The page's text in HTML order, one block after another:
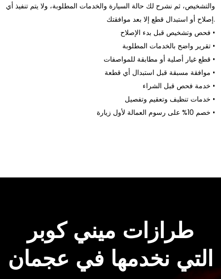
والتشخيص، ثم نشرح لك حالة السيارة والخدمات المطلوبة، ولا يتم تنفيذ أي
إصلاح أو استبدال قطع إلا بعد موافقتك.
فحص وتشخيص قبل بدء الإصلاح •
تقرير واضح بالخدمات المطلوبة •
قطع غيار أصلية أو مطابقة للمواصفات •
موافقة مسبقة قبل استبدال أي قطعة •
خدمة فحص قبل الشراء •
خدمات تنظيف وتعقيم وتفصيل •
خصم 10% على رسوم العمالة لأول زيارة •
طرازات ميني كوبر
التي نخدمها في عجمان